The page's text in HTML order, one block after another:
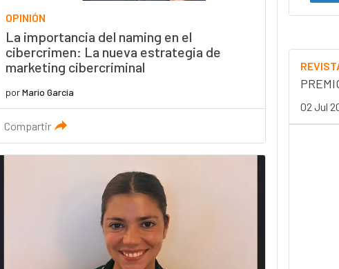
OPINIÓN
La importancia del naming en el
cibercrimen: La nueva estrategia de
marketing cibercriminal
porMario García
Compartir
02 Jul